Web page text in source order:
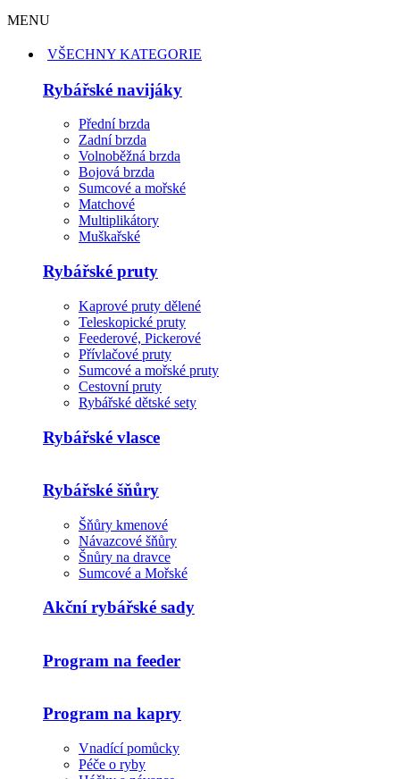
MENU
VŠECHNY KATEGORIE
Rybářské navijáky
Přední brzda
Zadní brzda
Volnoběžná brzda
Bojová brzda
Sumcové a mořské
Matchové
Multiplikátory
Muškařské
Rybářské pruty
Kaprové pruty dělené
Teleskopické pruty
Feederové, Pickerové
Přívlačové pruty
Sumcové a mořské pruty
Cestovní pruty
Rybářské dětské sety
Rybářské vlasce
Rybářské šňůry
Šňůry kmenové
Návazcové šňůry
Šnůry na dravce
Sumcové a Mořské
Akční rybářské sady
Program na feeder
Program na kapry
Vnadící pomůcky
Péče o ryby